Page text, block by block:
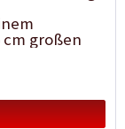
großen